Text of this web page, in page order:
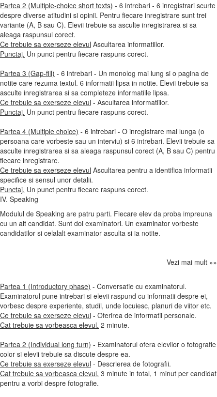
Partea 2 (Multiple-choice short texts) - 6 intrebari - 6 inregistrari scurte
despre diverse atitudini si opinii. Pentru fiecare inregistrare sunt trei
variante (A, B sau C). Elevii trebuie sa asculte inregistrarea si sa
aleaga raspunsul corect.
Ce trebuie sa exerseze elevul Ascultarea informatiilor.
Punctaj. Un punct pentru fiecare raspuns corect.
Partea 3 (Gap-fill) - 6 intrebari - Un monolog mai lung si o pagina de
notite care rezuma textul. 6 informatii lipsa in notite. Elevii trebuie sa
asculte inregistrarea si sa completeze informatiile lipsa.
Ce trebuie sa exerseze elevul - Ascultarea informatiilor.
Punctaj. Un punct pentru fiecare raspuns corect.
Partea 4 (Multiple choice) - 6 intrebari - O inregistrare mai lunga (o
persoana care vorbeste sau un interviu) si 6 intrebari. Elevii trebuie sa
asculte inregistrarea si sa aleaga raspunsul corect (A, B sau C) pentru
fiecare inregistrare.
Ce trebuie sa exerseze elevul Ascultarea pentru a identifica informatii
specifice si sensul unor detalii.
Punctaj. Un punct pentru fiecare raspuns corect.
IV. Speaking
Modulul de Speaking are patru parti. Fiecare elev da proba impreuna
cu un alt candidat. Sunt doi examinatori. Un examinator vorbeste
candidatilor si celalalt examinator asculta si ia notite.
Vezi mai mult »»
Partea 1 (Introductory phase) - Conversatie cu examinatorul.
Examinatorul pune intrebari si elevii raspund cu informatii despre ei,
vorbesc despre experiente, studii, unde locuiesc, planuri de viitor etc.
Ce trebuie sa exerseze elevul - Oferirea de informatii personale.
Cat trebuie sa vorbeasca elevul. 2 minute.
Partea 2 (Individual long turn) - Examinatorul ofera elevilor o fotografie
color si elevii trebuie sa discute despre ea.
Ce trebuie sa exerseze elevul - Descrierea de fotografii.
Cat trebuie sa vorbeasca elevul. 3 minute in total, 1 minut per candidat
pentru a vorbi despre fotografie.